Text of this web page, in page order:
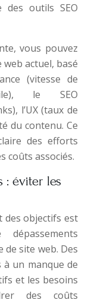
des outils SEO
vous pouvez
actuel, basé
(vitesse de
le SEO
l’UX (taux de
du contenu. Ce
des efforts
coûts associés.
: éviter les
des objectifs est
site web. Des
un manque de
et les besoins
des coûts